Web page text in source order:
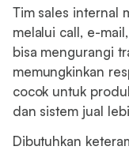
Tim sales internal
melalui call, e-
bisa mengurangi
memungkinkan
cocok untuk
dan sistem jual
Dibutuhkan